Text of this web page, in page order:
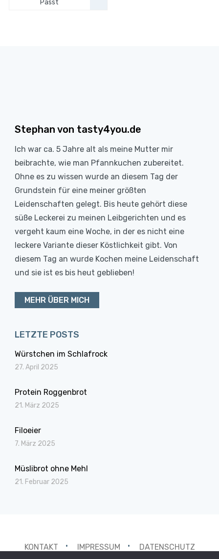
Passt
Stephan von tasty4you.de
Ich war ca. 5 Jahre alt als meine Mutter mir
beibrachte, wie man Pfannkuchen zubereitet.
Ohne es zu wissen wurde an diesem Tag der
Grundstein für eine meiner größten
Leidenschaften gelegt. Bis heute gehört diese
süße Leckerei zu meinen Leibgerichten und es
vergeht kaum eine Woche, in der es nicht eine
leckere Variante dieser Köstlichkeit gibt. Von
diesem Tag an wurde Kochen meine Leidenschaft
und sie ist es bis heut geblieben!
MEHR ÜBER MICH
LETZTE POSTS
Würstchen im Schlafrock
27. April 2025
Protein Roggenbrot
21. März 2025
Filoeier
7. März 2025
Müslibrot ohne Mehl
21. Februar 2025
KONTAKT IMPRESSUM DATENSCHUTZ